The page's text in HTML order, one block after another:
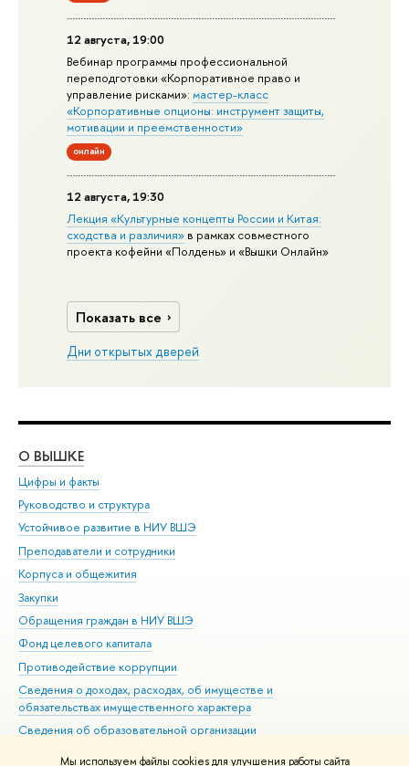
Мы используем файлы cookies для улучшения работы сайта
12 августа, 19:00
Вебинар программы профессиональной
переподготовки «Корпоративное право и
управление рисками»:мастер-класс
«Корпоративные опционы: инструмент защиты,
мотивации и преемственности»
онлайн
12 августа, 19:30
Лекция «Культурные концепты России и Китая:
сходства и различия» в рамках совместного
проекта кофейни «Полдень» и «Вышки Онлайн»
Показать все
Дни открытых дверей
О ВЫШКЕ
Цифры и факты
Руководство и структура
Устойчивое развитие в НИУ ВШЭ
Преподаватели и сотрудники
Корпуса и общежития
Закупки
Обращения граждан в НИУ ВШЭ
Фонд целевого капитала
Противодействие коррупции
Сведения о доходах, расходах, об имуществе и
обязательствах имущественного характера
Сведения об образовательной организации
Людям с ограниченными возможностями здоровья